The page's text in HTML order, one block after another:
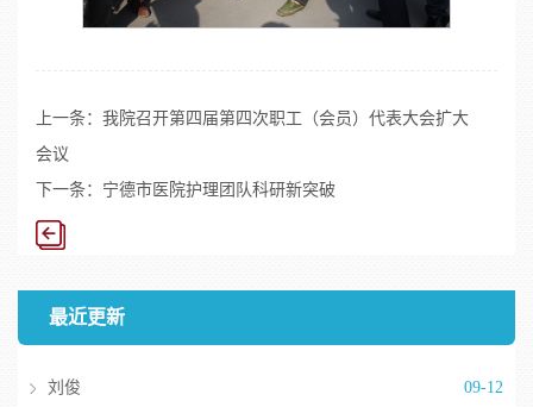
上一条： 我院召开第四届第四次职工（会员）代表大会扩大
会议
下一条： 宁德市医院护理团队科研新突破
最近更新
刘俊 09-12